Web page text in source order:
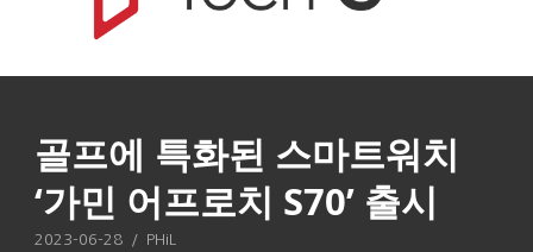
골프에 특화된 스마트워치
‘가민 어프로치 S70’ 출시
2023-06-28 / PHiL